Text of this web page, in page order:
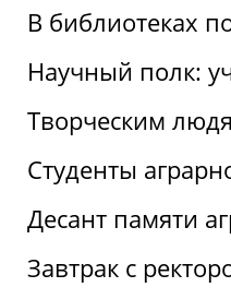
В библиотеках
Научный полк:
Творческим
Студенты
Десант памяти
Завтрак с